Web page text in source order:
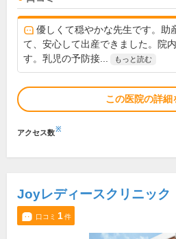
優しくて穏やかな先生です。助
て、安心して出産できました。院
す。乳児の予防接...
もっと読む
この医院の詳細
アクセス数※
Joyレディースクリニック
口コミ 1件